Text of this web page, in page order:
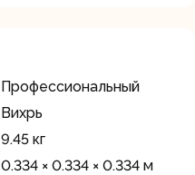
Профессиональный
Вихрь
9.45 кг
0.334 × 0.334 × 0.334 м